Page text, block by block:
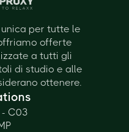
per tutte le
offerte
a tutti gli
di studio e alle
ottenere.
- C03